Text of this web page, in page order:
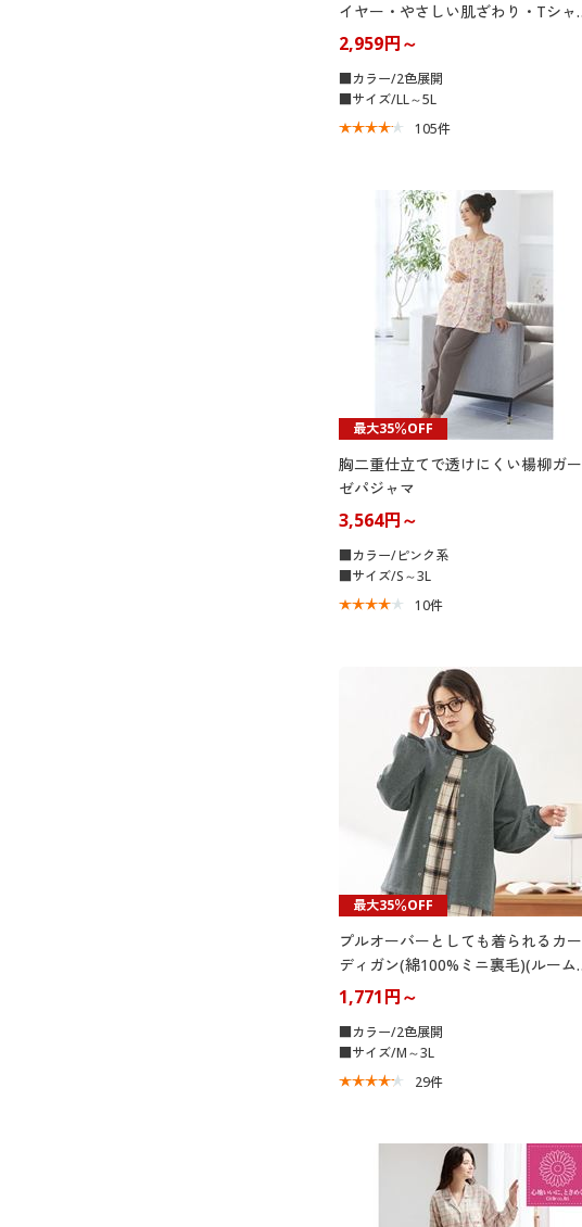
イヤー・やさしい肌ざわり・Tシャ
ツみたいなブラ®)
2,959円～
■カラー/2色展開
■サイズ/LL～5L
105件
最大35％OFF
胸二重仕立てで透けにくい楊柳ガー
ゼパジャマ
3,564円～
■カラー/ピンク系
■サイズ/S～3L
10件
最大35％OFF
プルオーバーとしても着られるカー
ディガン(綿100%ミニ裏毛)(ルーム
ウェア)
1,771円～
■カラー/2色展開
■サイズ/M～3L
29件